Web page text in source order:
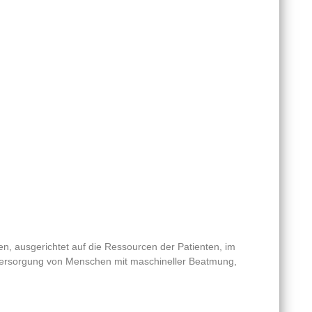
ausgerichtet auf die Ressourcen der Patienten, im
von Menschen mit maschineller Beatmung,